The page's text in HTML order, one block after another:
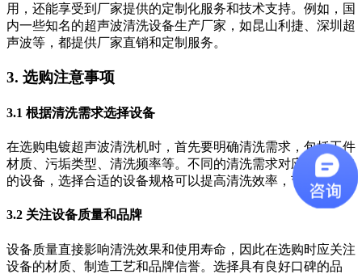
用，还能享受到厂家提供的定制化服务和技术支持。例如，国
内一些知名的超声波清洗设备生产厂家，如昆山利捷、深圳超
声波等，都提供厂家直销和定制服务。
3. 选购注意事项
3.1 根据清洗需求选择设备
在选购电镀超声波清洗机时，首先要明确清洗需求，包括工件
材质、污垢类型、清洗频率等。不同的清洗需求对应不同规格
的设备，选择合适的设备规格可以提高清洗效率，节约成本。
3.2 关注设备质量和品牌
设备质量直接影响清洗效果和使用寿命，因此在选购时应关注
设备的材质、制造工艺和品牌信誉。选择具有良好口碑的品